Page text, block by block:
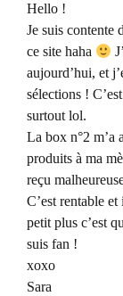
Hello !
Je suis contente
ce site haha
aujourd’hui, et
sélections !
surtout lol.
La box n°2 m’a
produits à ma
reçu
C’est rentable
petit plus c’est
suis fan !
xoxo
Sara